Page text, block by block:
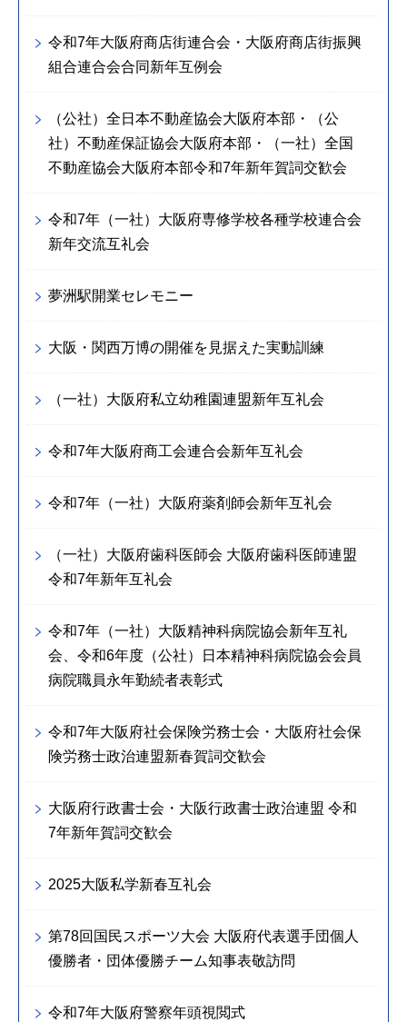
令和7年大阪府商店街連合会・大阪府商店街振興
組合連合会合同新年互例会
（公社）全日本不動産協会大阪府本部・（公
社）不動産保証協会大阪府本部・（一社）全国
不動産協会大阪府本部令和7年新年賀詞交歓会
令和7年（一社）大阪府専修学校各種学校連合会
新年交流互礼会
夢洲駅開業セレモニー
大阪・関西万博の開催を見据えた実動訓練
（一社）大阪府私立幼稚園連盟新年互礼会
令和7年大阪府商工会連合会新年互礼会
令和7年（一社）大阪府薬剤師会新年互礼会
（一社）大阪府歯科医師会 大阪府歯科医師連盟
令和7年新年互礼会
令和7年（一社）大阪精神科病院協会新年互礼
会、令和6年度（公社）日本精神科病院協会会員
病院職員永年勤続者表彰式
令和7年大阪府社会保険労務士会・大阪府社会保
険労務士政治連盟新春賀詞交歓会
大阪府行政書士会・大阪行政書士政治連盟 令和
7年新年賀詞交歓会
2025大阪私学新春互礼会
第78回国民スポーツ大会 大阪府代表選手団個人
優勝者・団体優勝チーム知事表敬訪問
令和7年大阪府警察年頭視閲式